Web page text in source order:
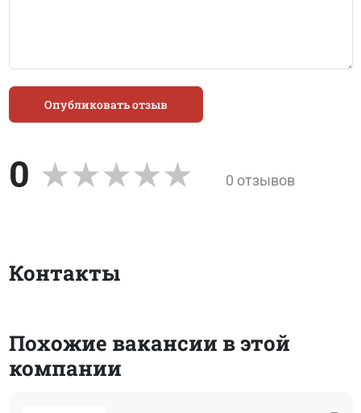
Опубликовать отзыв
0 0 отзывов
Контакты
Похожие вакансии в этой
компании